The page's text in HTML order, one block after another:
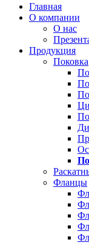
Главная
О компании
О нас
Продукция
Поковка
Фланцы